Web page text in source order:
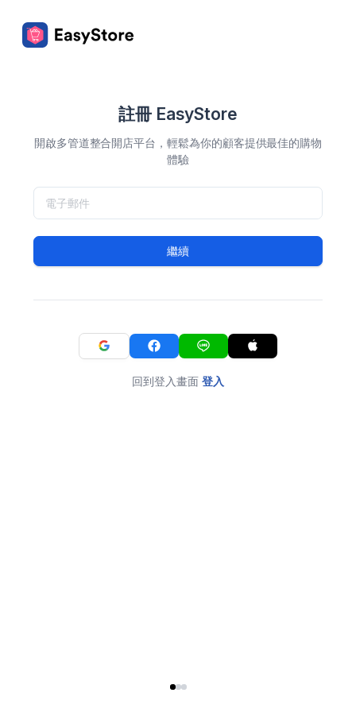
註冊 EasyStore
開啟多管道整合開店平台，輕鬆為你的顧客提供最佳的購物
體驗
繼續
回到登入畫面 登入